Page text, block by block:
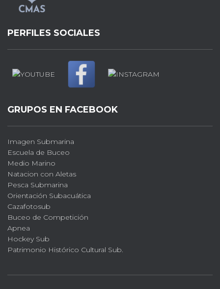
PERFILES SOCIALES
GRUPOS EN FACEBOOK
Imagen Submarina
Escuela de Buceo
Medio Marino
Natacion con Aletas
Pesca Submarina
Orientación Subacuática
Cazafotosub
Buceo de Competición
Apnea
Hockey Sub
Patrimonio Histórico Cultural Sub.